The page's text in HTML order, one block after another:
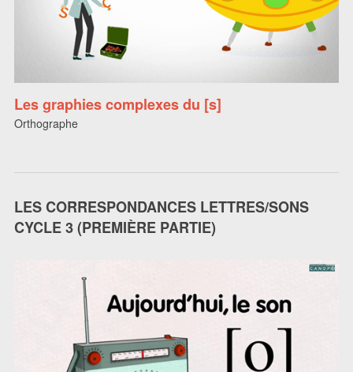
Les graphies complexes du [s]
Orthographe
LES CORRESPONDANCES LETTRES/SONS
CYCLE 3 (PREMIÈRE PARTIE)